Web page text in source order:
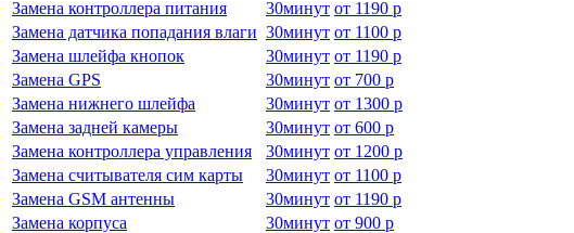
Замена контроллера питания
30минут от 1190 р
Замена датчика попадания влаги 30минут от 1100 р
Замена шлейфа кнопок
30минут от 1190 р
Замена GPS
30минут от 700 р
Замена нижнего шлейфа
30минут от 1300 р
Замена задней камеры
30минут от 600 р
Замена контроллера управления
30минут от 1200 р
Замена считывателя сим карты
30минут от 1100 р
Замена GSM антенны
30минут от 1190 р
Замена корпуса
30минут от 900 р